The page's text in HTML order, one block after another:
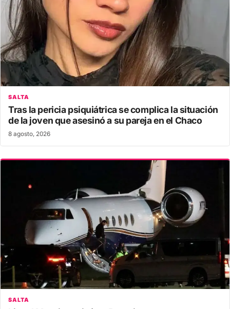
SALTA
Tras la pericia psiquiátrica se complica la situación
de la joven que asesinó a su pareja en el Chaco
8 agosto, 2026
SALTA